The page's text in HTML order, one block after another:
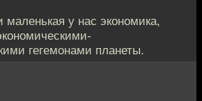
у нас экономика,
гегемонами планеты.